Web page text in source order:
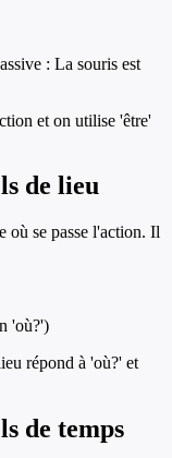
: La souris est
et on utilise 'être'
de lieu
où se passe l'action. Il
'où?')
répond à 'où?' et
de temps